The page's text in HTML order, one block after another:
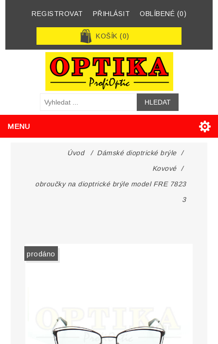
REGISTROVAT PŘIHLÁSIT OBLÍBENÉ (0)
KOŠÍK (0)
MENU
Úvod / Dámské dioptrické brýle /
Kovové /
obroučky na dioptrické brýle model FRE 7823
3
prodáno